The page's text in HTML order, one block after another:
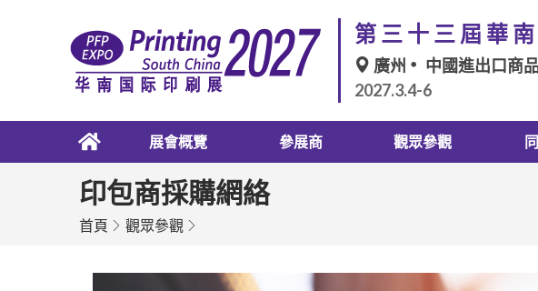
第三十三屆華
廣州 中國進出口商
2027.3.4-6
展會概覽 參展商 觀眾參觀
印包商採購網絡
首頁 觀眾參觀